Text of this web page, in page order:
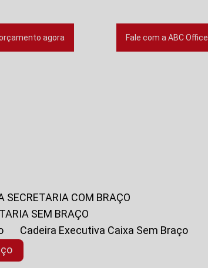
agora Fale com a ABC Office
SECRETARIA COM BRAÇO
SEM BRAÇO
Cadeira Executiva Caixa Sem Braço